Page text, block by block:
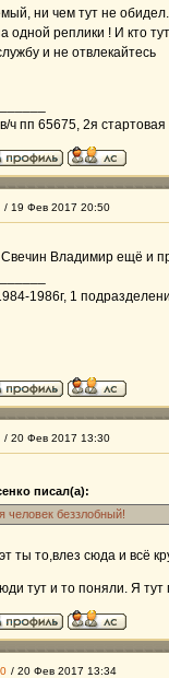
ни чем тут не
одной реплики ! И кто
и не отвлекайтесь
ч пп 65675, 2я
/ 19 Фев 2017 20:50
Владимир ещё и
1986г, 1
/ 20 Фев 2017 13:30
писал(а):
человек беззлобный!
ты то,влез сюда и всё
тут и то поняли. Я
/ 20 Фев 2017 13:34